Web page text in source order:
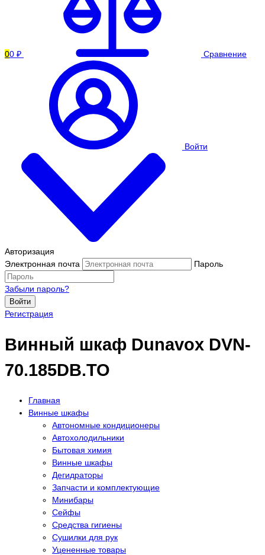
00 ₽ Сравнение
Войти
Авторизация
Электронная почта
Пароль
Забыли пароль?
Войти
Регистрация
Винный шкаф Dunavox DVN-
70.185DB.TO
Главная
Винные шкафы
Автономные кондиционеры
Автохолодильники
Бытовая химия
Винные шкафы
Дегидраторы
Запчасти и комплектующие
Минибары
Сейфы
Средства гигиены
Сушилки для рук
Уцененные товары